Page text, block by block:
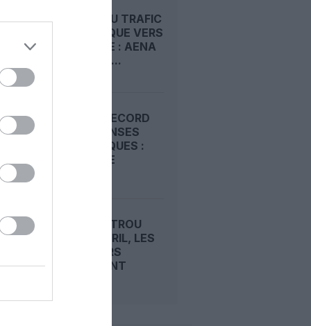
REPORT DU TRAFIC
TOURISTIQUE VERS
L’ESPAGNE : AENA
FRANCHIT...
HAUSSE RECORD
DES DÉPENSES
TOURISTIQUES :
L’ESPAGNE
APRÈS LE TROU
D’AIR D’AVRIL, LES
PASSAGERS
REVIENNENT